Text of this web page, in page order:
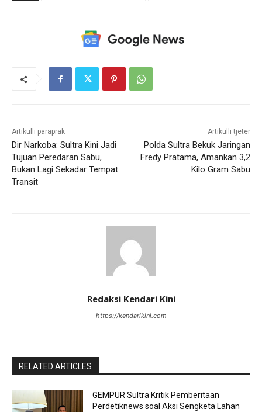
Artikulli paraprak
Dir Narkoba: Sultra Kini Jadi
Tujuan Peredaran Sabu,
Bukan Lagi Sekadar Tempat
Transit
Artikulli tjetër
Polda Sultra Bekuk Jaringan
Fredy Pratama, Amankan 3,2
Kilo Gram Sabu
Redaksi Kendari Kini
https://kendarikini.com
RELATED ARTICLES
GEMPUR Sultra Kritik Pemberitaan
Perdetiknews soal Aksi Sengketa Lahan